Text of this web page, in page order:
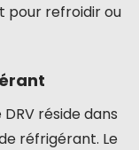
pour refroidir ou
réside dans
réfrigérant. Le